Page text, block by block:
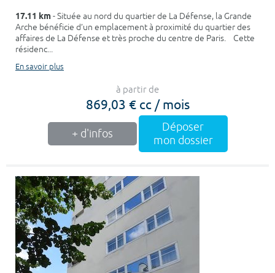
17.11 km- Située au nord du quartier de La Défense, la Grande
Arche bénéficie d’un emplacement à proximité du quartier des
affaires de La Défense et très proche du centre de Paris. Cette
résidenc...
En savoir plus
à partir de
869,03 € cc / mois
+ d'infos
Déposer
mon dossier